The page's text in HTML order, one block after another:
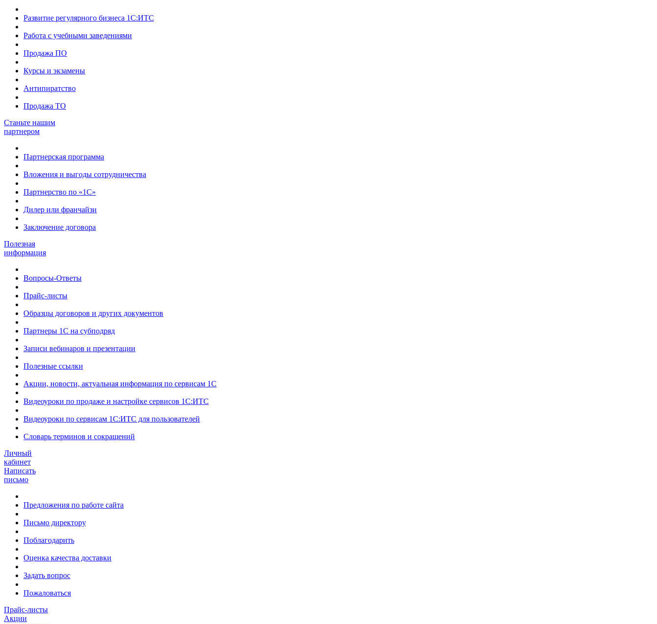
Развитие регулярного бизнеса 1С:ИТС
Работа с учебными заведениями
Продажа ПО
Курсы и экзамены
Антипиратство
Продажа ТО
Станьте нашим
партнером
Партнерская программа
Вложения и выгоды сотрудничества
Партнерство по «1С»
Дилер или франчайзи
Заключение договора
Полезная
информация
Вопросы-Ответы
Прайс-листы
Образцы договоров и других документов
Партнеры 1С на субподряд
Записи вебинаров и презентации
Полезные ссылки
Акции, новости, актуальная информация по сервисам 1С
Видеоуроки по продаже и настройке сервисов 1С:ИТС
Видеоуроки по сервисам 1С:ИТС для пользователей
Словарь терминов и сокращений
Личный
кабинет
Написать
письмо
Предложения по работе сайта
Письмо директору
Поблагодарить
Оценка качества доставки
Задать вопрос
Пожаловаться
Прайс-листы
Акции